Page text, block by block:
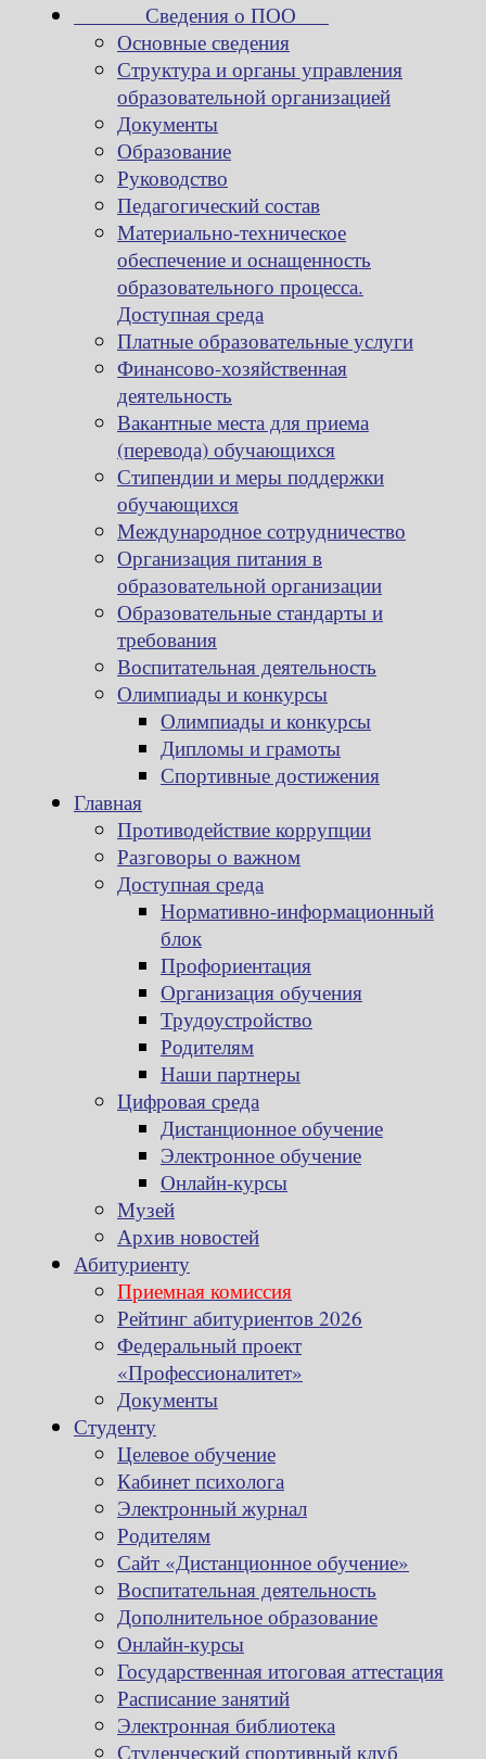
Сведения о ПОО
Основные сведения
Структура и органы управления
образовательной организацией
Документы
Образование
Руководство
Педагогический состав
Материально-техническое
обеспечение и оснащенность
образовательного процесса.
Доступная среда
Платные образовательные услуги
Финансово-хозяйственная
деятельность
Вакантные места для приема
(перевода) обучающихся
Стипендии и меры поддержки
обучающихся
Международное сотрудничество
Организация питания в
образовательной организации
Образовательные стандарты и
требования
Воспитательная деятельность
Олимпиады и конкурсы
Олимпиады и конкурсы
Дипломы и грамоты
Спортивные достижения
Главная
Противодействие коррупции
Разговоры о важном
Доступная среда
Нормативно-информационный
блок
Профориентация
Организация обучения
Трудоустройство
Родителям
Наши партнеры
Цифровая среда
Дистанционное обучение
Электронное обучение
Онлайн-курсы
Музей
Архив новостей
Абитуриенту
Приемная комиссия
Рейтинг абитуриентов 2026
Федеральный проект
«Профессионалитет»
Документы
Студенту
Целевое обучение
Кабинет психолога
Электронный журнал
Родителям
Сайт «Дистанционное обучение»
Воспитательная деятельность
Дополнительное образование
Онлайн-курсы
Государственная итоговая аттестация
Расписание занятий
Электронная библиотека
Студенческий спортивный клуб